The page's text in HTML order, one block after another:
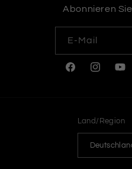
Abonnieren
E-Mail
FacebookInstagram
Land/Region